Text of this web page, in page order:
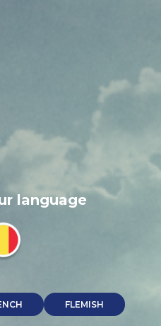
language
FLEMISH